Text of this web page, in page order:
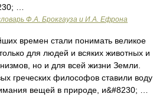
…
Ф.А. Брокгауза и И.А. Ефрона
времен стали понимать великое
для людей и всяких животных и
но и для всей жизни Земли.
греческих философов ставили воду
вещей в природе, и&#8230; …